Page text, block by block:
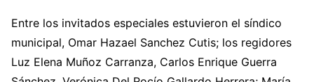
Entre los invitados especiales estuvieron el síndico
municipal, Omar Hazael Sanchez Cutis; los regidores
Luz Elena Muñoz Carranza, Carlos Enrique Guerra